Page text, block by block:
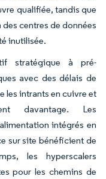
qualifiée, tandis que
centres de données
inutilisée.
stratégique à pré-
avec des délais de
les intrants en cuivre et
davantage. Les
intégrés en
sur site bénéficient de
les hyperscalers
pour les chemins de